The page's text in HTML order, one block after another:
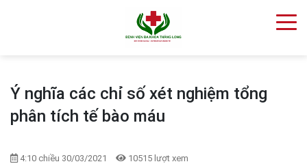
Ý nghĩa các chỉ số xét nghiệm tổng
phân tích tế bào máu
4:10 chiều 30/03/2021 10515 lượt xem